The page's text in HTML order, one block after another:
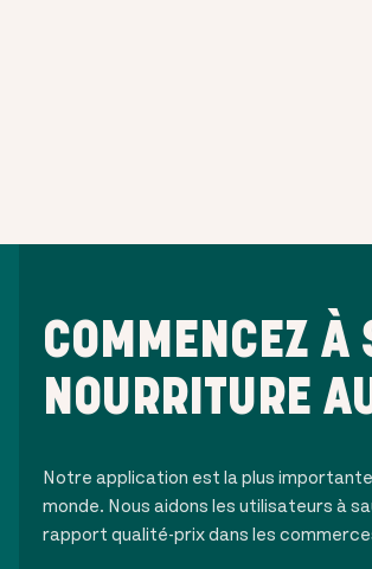
COMMENCEZ À
NOURRITURE
Notre application est la plus
monde. Nous aidons les utilisateurs à
rapport qualité-prix dans les